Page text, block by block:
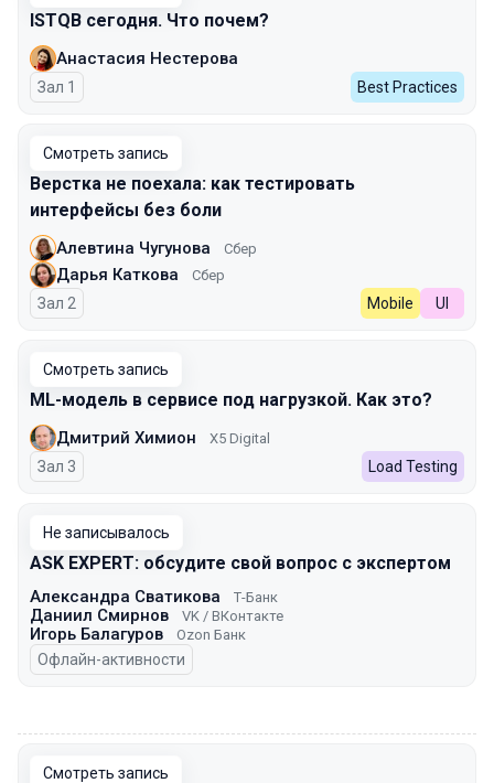
ISTQB сегодня. Что почем?
Анастасия Нестерова
Зал 1 Best Practices
Смотреть запись
Верстка не поехала: как тестировать
интерфейсы без боли
Алевтина Чугунова Сбер
Дарья Каткова Сбер
Зал 2 Mobile UI
Смотреть запись
ML-модель в сервисе под нагрузкой. Как это?
Дмитрий Химион X5 Digital
Зал 3 Load Testing
Не записывалось
ASK EXPERT: обсудите свой вопрос с экспертом
Александра Сватикова Т-Банк
Даниил Смирнов VK / ВКонтакте
Игорь Балагуров Ozon Банк
Офлайн-активности
Смотреть запись